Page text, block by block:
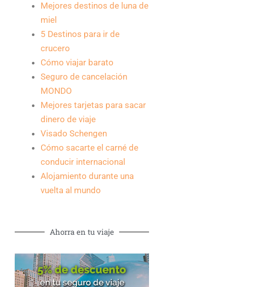
Mejores destinos de luna de
miel
5 Destinos para ir de
crucero
Cómo viajar barato
Seguro de cancelación
MONDO
Mejores tarjetas para sacar
dinero de viaje
Visado Schengen
Cómo sacarte el carné de
conducir internacional
Alojamiento durante una
vuelta al mundo
Ahorra en tu viaje